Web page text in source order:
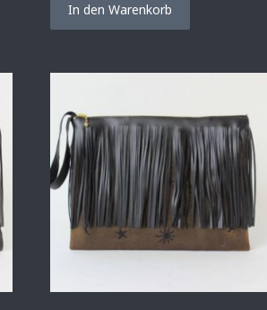
In den Warenkorb